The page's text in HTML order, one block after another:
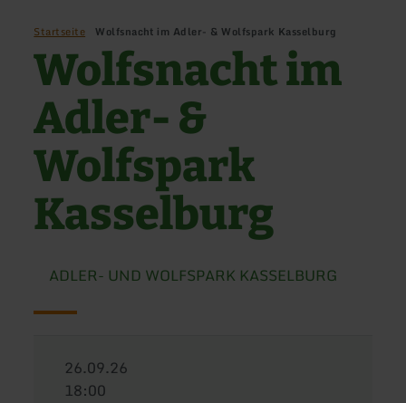
Startseite Wolfsnacht im Adler- & Wolfspark Kasselburg
Wolfsnacht im
Adler- &
Wolfspark
Kasselburg
ADLER- UND WOLFSPARK KASSELBURG
26.09.26
18:00